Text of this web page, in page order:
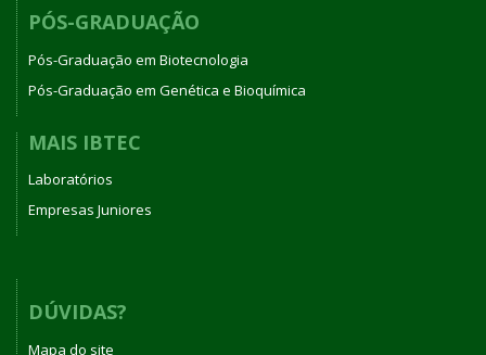
PÓS-GRADUAÇÃO
Pós-Graduação em Biotecnologia
Pós-Graduação em Genética e Bioquímica
MAIS IBTEC
Laboratórios
Empresas Juniores
DÚVIDAS?
Mapa do site